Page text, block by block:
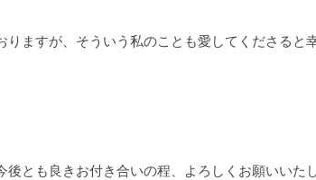
ますが、そういう私のことも愛してくださると
とも良きお付き合いの程、よろしくお願いいたし